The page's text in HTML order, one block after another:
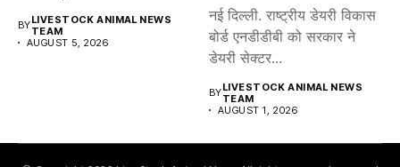
BYLIVESTOCK ANIMAL NEWS
TEAM
AUGUST 5, 2026
नई दिल्ली. राष्ट्रीय डेयरी विकास
बोर्ड एनडीडीबी को सरकार ने
डेयरी सेक्टर...
BYLIVESTOCK ANIMAL NEWS
TEAM
AUGUST 1, 2026